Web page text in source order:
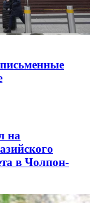
на
в Чолпон-